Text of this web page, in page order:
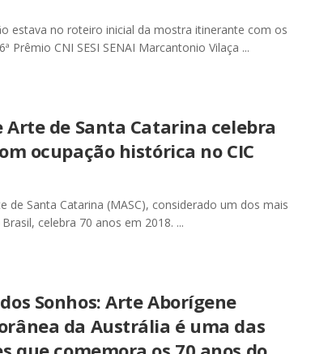
estava no roteiro inicial da mostra itinerante com os
Prêmio CNI SESI SENAI Marcantonio Vilaça ...
Arte de Santa Catarina celebra
ocupação histórica no CIC
de Santa Catarina (MASC), considerado um dos mais
celebra 70 anos em 2018. ...
Sonhos: Arte Aborígene
da Austrália é uma das